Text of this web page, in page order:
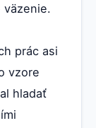
väzenie.
prác asi
vzore
hladať